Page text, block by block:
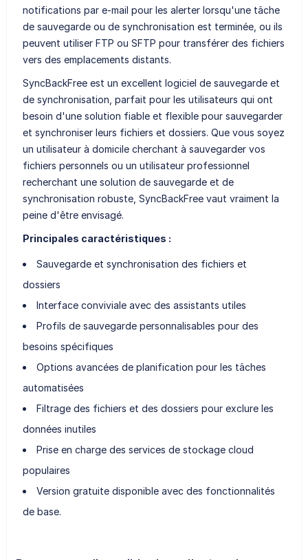
notifications par e-mail pour les alerter lorsqu'une tâche
de sauvegarde ou de synchronisation est terminée, ou ils
peuvent utiliser FTP ou SFTP pour transférer des fichiers
vers des emplacements distants.
SyncBackFree est un excellent logiciel de sauvegarde et
de synchronisation, parfait pour les utilisateurs qui ont
besoin d'une solution fiable et flexible pour sauvegarder
et synchroniser leurs fichiers et dossiers. Que vous soyez
un utilisateur à domicile cherchant à sauvegarder vos
fichiers personnels ou un utilisateur professionnel
recherchant une solution de sauvegarde et de
synchronisation robuste, SyncBackFree vaut vraiment la
peine d'être envisagé.
Principales caractéristiques :
Sauvegarde et synchronisation des fichiers et
dossiers
Interface conviviale avec des assistants utiles
Profils de sauvegarde personnalisables pour des
besoins spécifiques
Options avancées de planification pour les tâches
automatisées
Filtrage des fichiers et des dossiers pour exclure les
données inutiles
Prise en charge des services de stockage cloud
populaires
Version gratuite disponible avec des fonctionnalités
de base.